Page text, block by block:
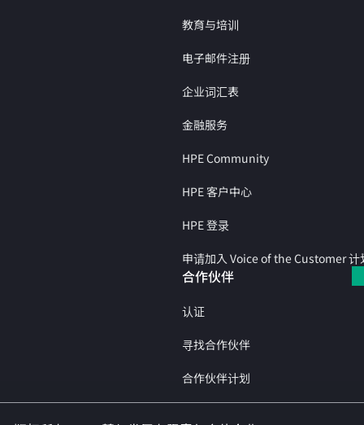
教育与培训
电子邮件注册
企业词汇表
金融服务
HPE Community
HPE 客户中心
HPE 登录
申请加入 Voice of the Customer 计
合作伙伴
认证
寻找合作伙伴
合作伙伴计划